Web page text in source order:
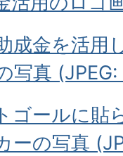
成金を活用
写真
ゴールに貼
ーの写真